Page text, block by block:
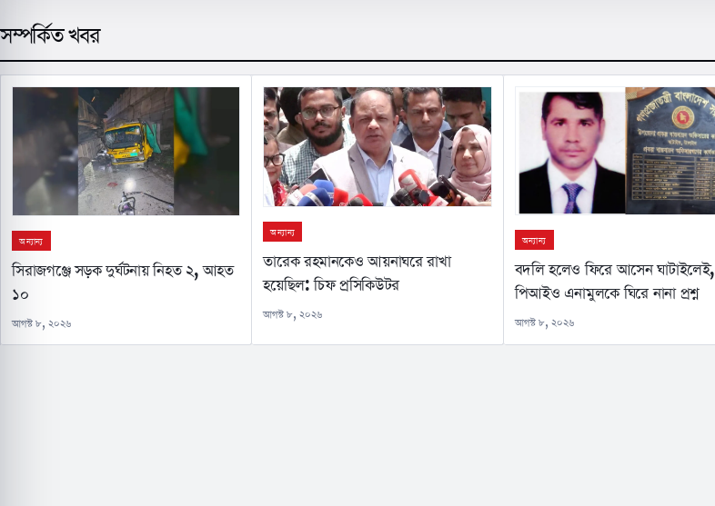
সম্পর্কিত খবর
অন্যান্য
সিরাজগঞ্জে সড়ক দুর্ঘটনায় নিহত ২, আহত
১০
আগস্ট ৮, ২০২৬
অন্যান্য
তারেক রহমানকেও আয়নাঘরে রাখা
হয়েছিল: চিফ প্রসিকিউটর
আগস্ট ৮, ২০২৬
অন্যান্য
বদলি হলেও ফিরে আসেন ঘাটাইলেই,
পিআইও এনামুলকে ঘিরে নানা প্রশ্ন
আগস্ট ৮, ২০২৬